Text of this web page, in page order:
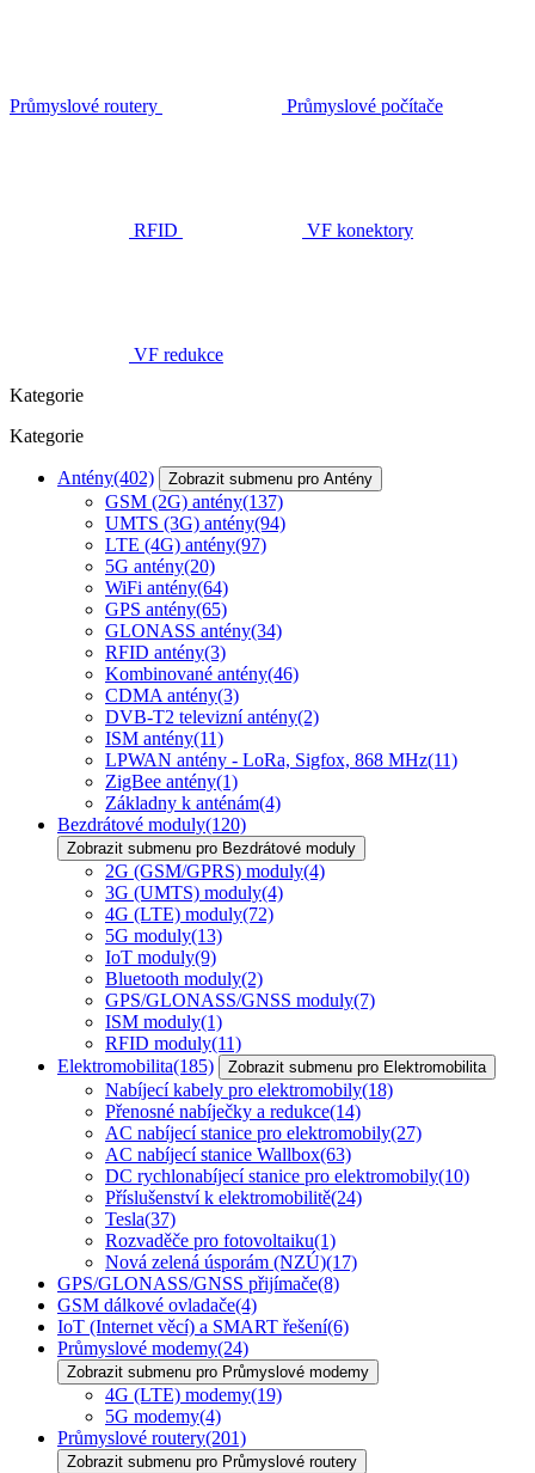
Průmyslové routery Průmyslové počítače
RFID VF konektory
VF redukce
Kategorie
Kategorie
Antény(402) Zobrazit submenu pro Antény
GSM (2G) antény(137)
UMTS (3G) antény(94)
LTE (4G) antény(97)
5G antény(20)
WiFi antény(64)
GPS antény(65)
GLONASS antény(34)
RFID antény(3)
Kombinované antény(46)
CDMA antény(3)
DVB-T2 televizní antény(2)
ISM antény(11)
LPWAN antény - LoRa, Sigfox, 868 MHz(11)
ZigBee antény(1)
Základny k anténám(4)
Bezdrátové moduly(120)
Zobrazit submenu pro Bezdrátové moduly
2G (GSM/GPRS) moduly(4)
3G (UMTS) moduly(4)
4G (LTE) moduly(72)
5G moduly(13)
IoT moduly(9)
Bluetooth moduly(2)
GPS/GLONASS/GNSS moduly(7)
ISM moduly(1)
RFID moduly(11)
Elektromobilita(185) Zobrazit submenu pro Elektromobilita
Nabíjecí kabely pro elektromobily(18)
Přenosné nabíječky a redukce(14)
AC nabíjecí stanice pro elektromobily(27)
AC nabíjecí stanice Wallbox(63)
DC rychlonabíjecí stanice pro elektromobily(10)
Příslušenství k elektromobilitě(24)
Tesla(37)
Rozvaděče pro fotovoltaiku(1)
Nová zelená úsporám (NZÚ)(17)
GPS/GLONASS/GNSS přijímače(8)
GSM dálkové ovladače(4)
IoT (Internet věcí) a SMART řešení(6)
Průmyslové modemy(24)
Zobrazit submenu pro Průmyslové modemy
4G (LTE) modemy(19)
5G modemy(4)
Průmyslové routery(201)
Zobrazit submenu pro Průmyslové routery